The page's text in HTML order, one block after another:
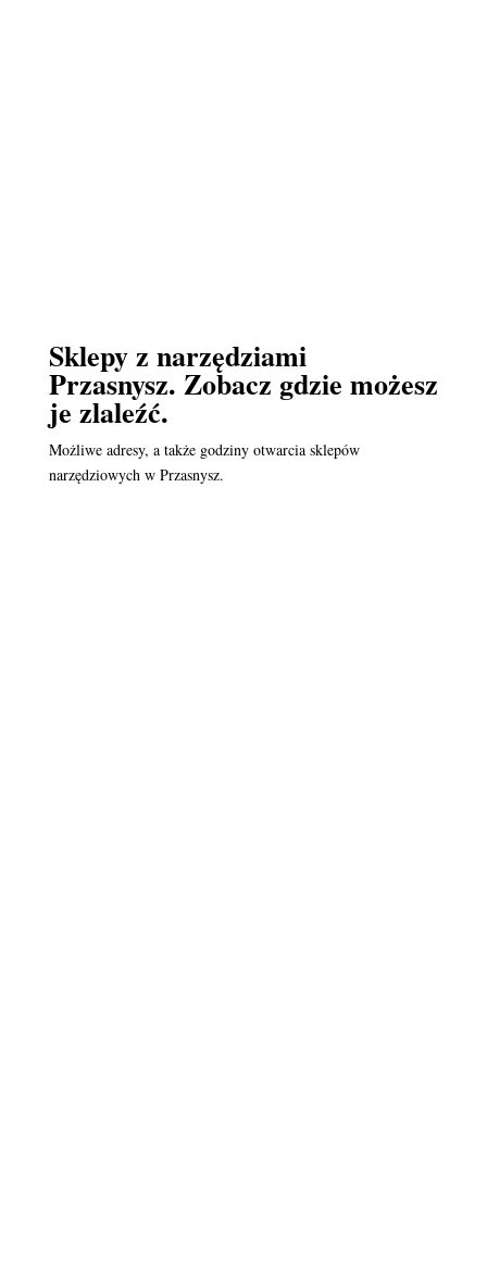
Sklepy z narzędziami
Przasnysz. Zobacz gdzie możesz
je zlaleźć.
Możliwe adresy, a także godziny otwarcia sklepów
narzędziowych w Przasnysz.